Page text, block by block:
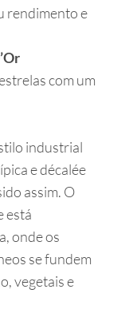
rendimento e
com um
industrial
e décalée
assim. O
está
onde os
se fundem
vegetais e